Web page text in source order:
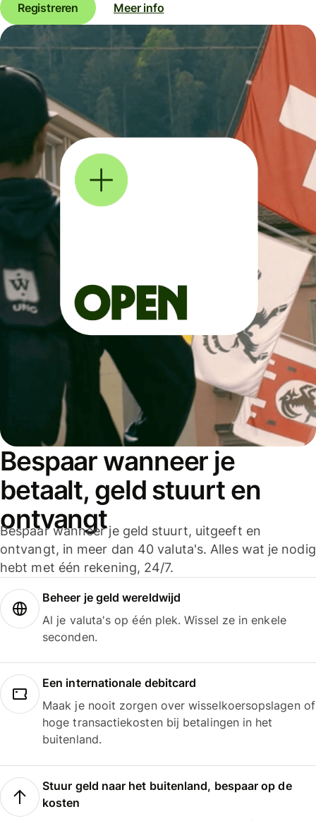
Registreren Meer info
Bespaar wanneer je
betaalt, geld stuurt en
ontvangt
Bespaar wanneer je geld stuurt, uitgeeft en
ontvangt, in meer dan 40 valuta's. Alles wat je nodig
hebt met één rekening, 24/7.
Beheer je geld wereldwijd
Al je valuta's op één plek. Wissel ze in enkele
seconden.
Een internationale debitcard
Maak je nooit zorgen over wisselkoersopslagen of
hoge transactiekosten bij betalingen in het
buitenland.
Stuur geld naar het buitenland, bespaar op de
kosten